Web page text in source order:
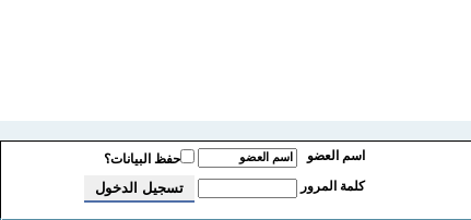
اسم العضو
حفظ البيانات؟
كلمة المرور